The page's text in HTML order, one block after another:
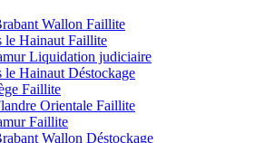
Wallon Faillite
le Hainaut Faillite
Liquidation judiciaire
le Hainaut Déstockage
Faillite
Orientale Faillite
Faillite
Wallon Déstockage